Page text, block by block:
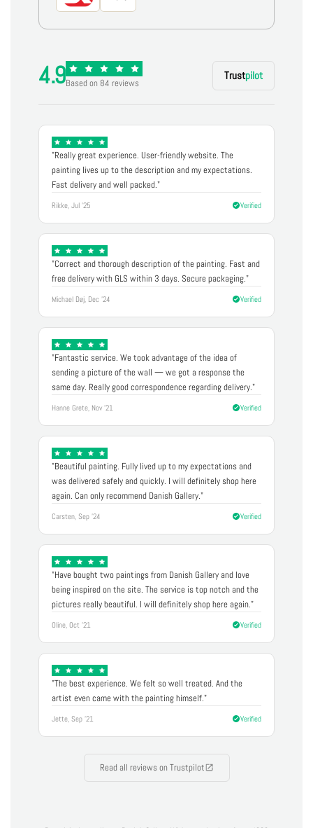
4.9Based on 84 reviews
Trustpilot
"Really great experience. User-friendly website. The
painting lives up to the description and my expectations.
Fast delivery and well packed."
Rikke, Jul '25 Verified
"Correct and thorough description of the painting. Fast and
free delivery with GLS within 3 days. Secure packaging."
Michael Døj, Dec '24 Verified
"Fantastic service. We took advantage of the idea of
sending a picture of the wall — we got a response the
same day. Really good correspondence regarding delivery."
Hanne Grete, Nov '21 Verified
"Beautiful painting. Fully lived up to my expectations and
was delivered safely and quickly. I will definitely shop here
again. Can only recommend Danish Gallery."
Carsten, Sep '24 Verified
"Have bought two paintings from Danish Gallery and love
being inspired on the site. The service is top notch and the
pictures really beautiful. I will definitely shop here again."
Oline, Oct '21 Verified
"The best experience. We felt so well treated. And the
artist even came with the painting himself."
Jette, Sep '21 Verified
Read all reviews on Trustpilot